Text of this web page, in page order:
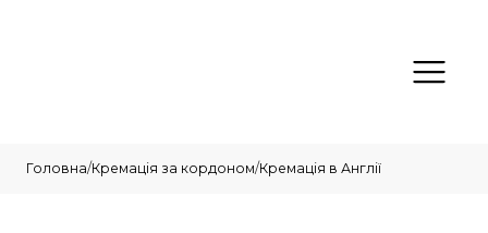
Головна/Кремація за кордоном/Кремація в Англії